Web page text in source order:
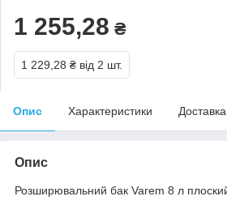
1 255,28 ₴
1 229,28 ₴ від 2 шт.
Опис Характеристики Доставка
Опис
Розширювальний бак Varem 8 л